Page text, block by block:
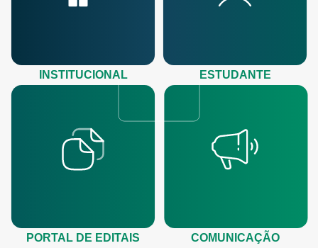
INSTITUCIONAL ESTUDANTE
PORTAL DE EDITAIS COMUNICAÇÃO